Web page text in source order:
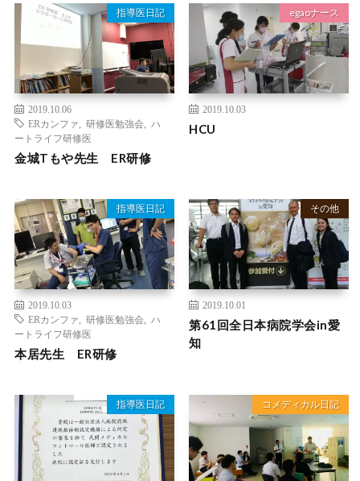
指導医日記
2019.10.06
ERカンファ
研修医勉強会
ハ
ートライフ研修医
金城Tもや先生 ER研修
egaoナース
2019.10.03
HCU
指導医日記
2019.10.03
ERカンファ
研修医勉強会
ハ
ートライフ研修医
本居先生 ER研修
その他
2019.10.01
第61回全日本病院学会in愛
知
指導医日記 コメディカル日記